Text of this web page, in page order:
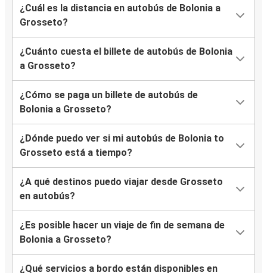
¿Cuál es la distancia en autobús de Bolonia a
Grosseto?
¿Cuánto cuesta el billete de autobús de Bolonia
a Grosseto?
¿Cómo se paga un billete de autobús de
Bolonia a Grosseto?
¿Dónde puedo ver si mi autobús de Bolonia to
Grosseto está a tiempo?
¿A qué destinos puedo viajar desde Grosseto
en autobús?
¿Es posible hacer un viaje de fin de semana de
Bolonia a Grosseto?
¿Qué servicios a bordo están disponibles en